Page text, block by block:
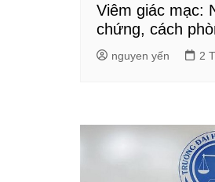
Viêm giác mạc:
chứng, cách
nguyen yến 2